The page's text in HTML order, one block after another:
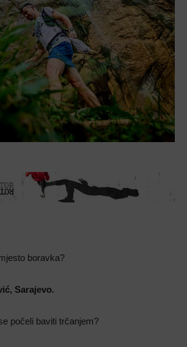
boravka?
Sarajevo.
počeli baviti trčanjem?